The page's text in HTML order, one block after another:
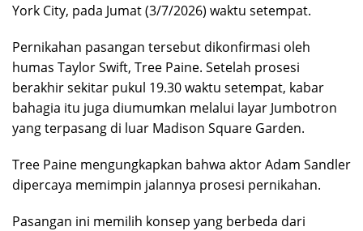
York City, pada Jumat (3/7/2026) waktu setempat.
Pernikahan pasangan tersebut dikonfirmasi oleh
humas Taylor Swift, Tree Paine. Setelah prosesi
berakhir sekitar pukul 19.30 waktu setempat, kabar
bahagia itu juga diumumkan melalui layar Jumbotron
yang terpasang di luar Madison Square Garden.
Tree Paine mengungkapkan bahwa aktor Adam Sandler
dipercaya memimpin jalannya prosesi pernikahan.
Pasangan ini memilih konsep yang berbeda dari